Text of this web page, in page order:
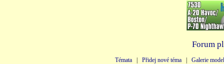
Forum
Témata Přidej nové téma
Galerie